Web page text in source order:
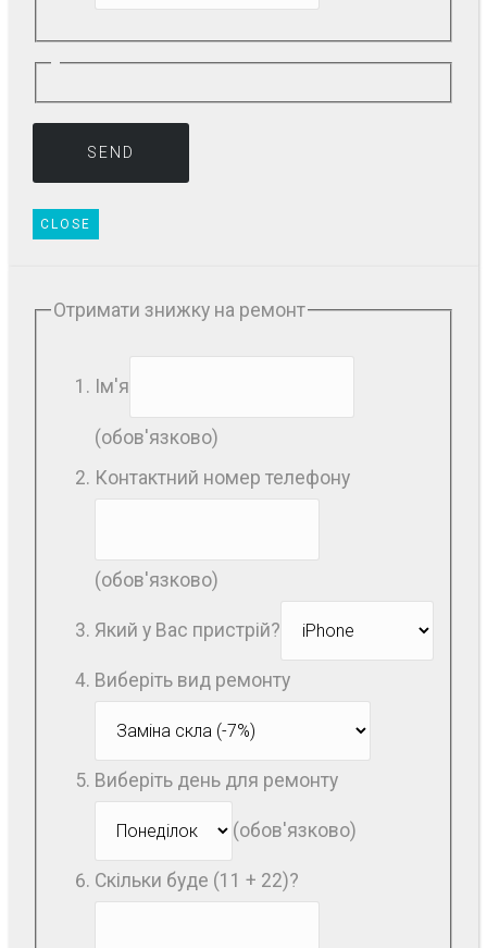
CLOSE
Отримати знижку на ремонт
Ім'я
(обов'язково)
Контактний номер телефону
(обов'язково)
Який у Вас пристрій?
Виберіть вид ремонту
Виберіть день для ремонту
(обов'язково)
Скільки буде (11 + 22)?